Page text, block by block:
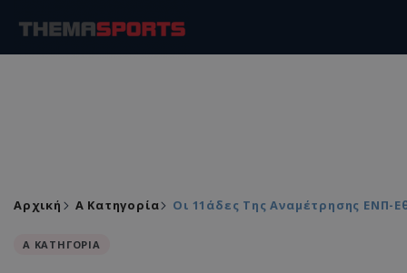
Αρχική Α Κατηγορία Οι 11άδες Της Αναμέτρησης ΕΝΠ-
Α ΚΑΤΗΓΟΡΙΑ